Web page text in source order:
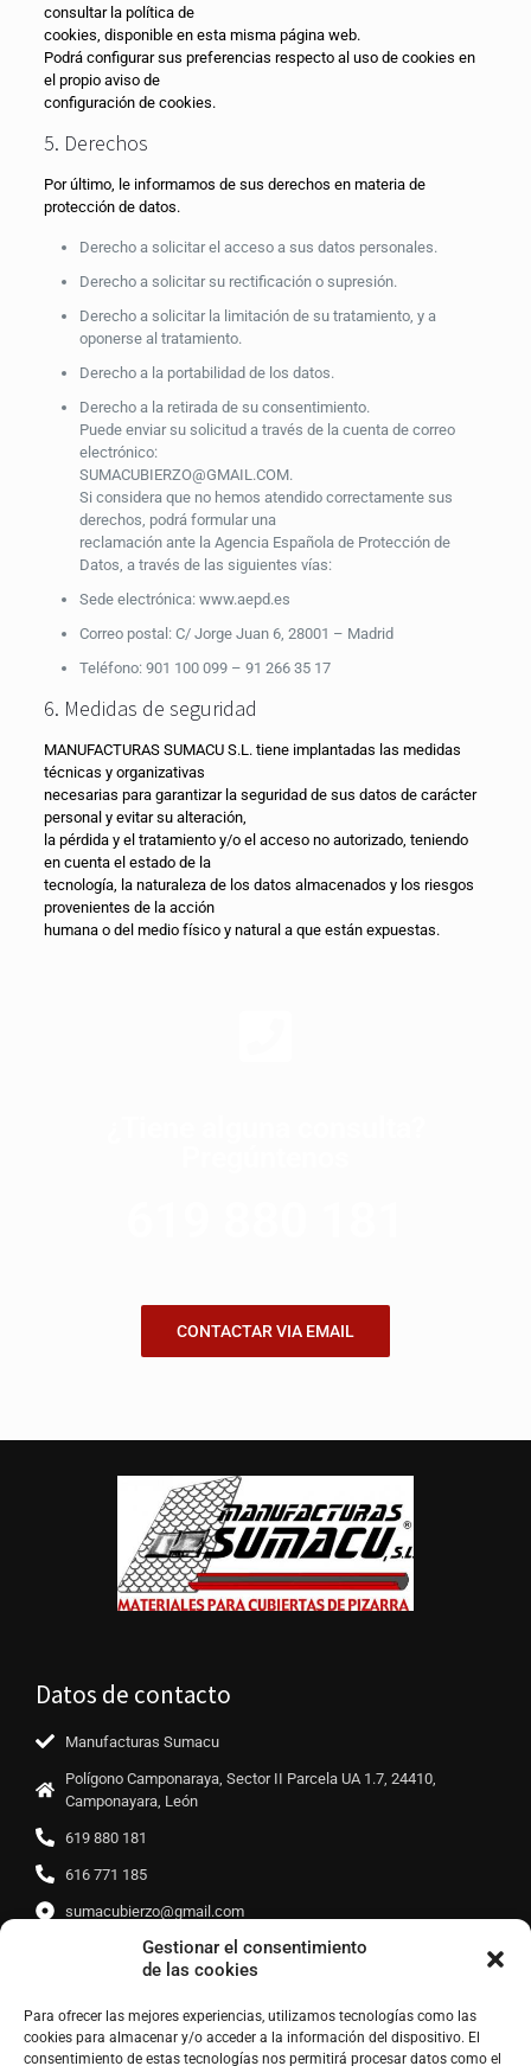
Gestionar el consentimiento
de las cookies
Para ofrecer las mejores experiencias, utilizamos tecnologías como las
cookies para almacenar y/o acceder a la información del dispositivo. El
consentimiento de estas tecnologías nos permitirá procesar datos como el
consultar la política de
cookies, disponible en esta misma página web.
Podrá configurar sus preferencias respecto al uso de cookies en
el propio aviso de
configuración de cookies.
5. Derechos
Por último, le informamos de sus derechos en materia de
protección de datos.
Derecho a solicitar el acceso a sus datos personales.
Derecho a solicitar su rectificación o supresión.
Derecho a solicitar la limitación de su tratamiento, y a
oponerse al tratamiento.
Derecho a la portabilidad de los datos.
Derecho a la retirada de su consentimiento.
Puede enviar su solicitud a través de la cuenta de correo
electrónico:
SUMACUBIERZO@GMAIL.COM.
Si considera que no hemos atendido correctamente sus
derechos, podrá formular una
reclamación ante la Agencia Española de Protección de
Datos, a través de las siguientes vías:
Sede electrónica: www.aepd.es
Correo postal: C/ Jorge Juan 6, 28001 – Madrid
Teléfono: 901 100 099 – 91 266 35 17
6. Medidas de seguridad
MANUFACTURAS SUMACU S.L. tiene implantadas las medidas
técnicas y organizativas
necesarias para garantizar la seguridad de sus datos de carácter
personal y evitar su alteración,
la pérdida y el tratamiento y/o el acceso no autorizado, teniendo
en cuenta el estado de la
tecnología, la naturaleza de los datos almacenados y los riesgos
provenientes de la acción
humana o del medio físico y natural a que están expuestas.
CONTACTAR VIA EMAIL
Datos de contacto
Manufacturas Sumacu
Polígono Camponaraya, Sector II Parcela UA 1.7, 24410,
Camponayara, León
619 880 181
616 771 185
sumacubierzo@gmail.com
Enlaces de interés